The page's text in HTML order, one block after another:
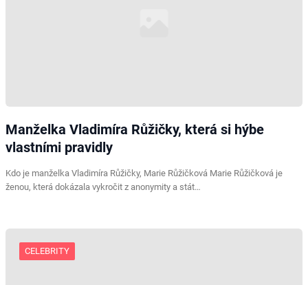
Manželka Vladimíra Růžičky, která si hýbe
vlastními pravidly
Kdo je manželka Vladimíra Růžičky, Marie Růžičková Marie Růžičková je
ženou, která dokázala vykročit z anonymity a stát…
CELEBRITY